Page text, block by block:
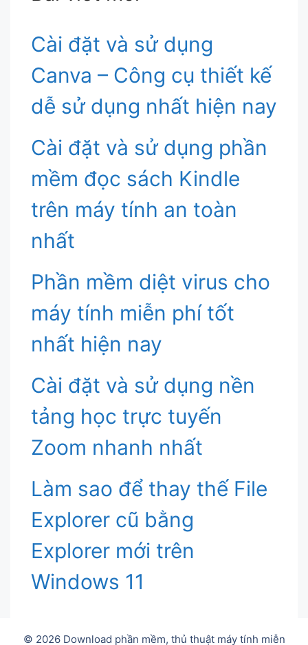
Cài đặt và sử dụng
Canva – Công cụ thiết kế
dễ sử dụng nhất hiện nay
Cài đặt và sử dụng phần
mềm đọc sách Kindle
trên máy tính an toàn
nhất
Phần mềm diệt virus cho
máy tính miễn phí tốt
nhất hiện nay
Cài đặt và sử dụng nền
tảng học trực tuyến
Zoom nhanh nhất
Làm sao để thay thế File
Explorer cũ bằng
Explorer mới trên
Windows 11
© 2026 Download phần mềm, thủ thuật máy tính miễn